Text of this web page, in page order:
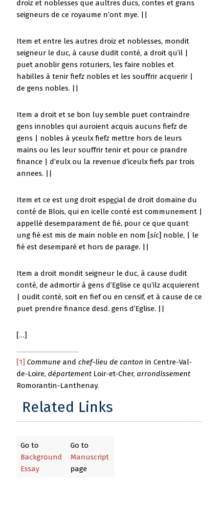
droiz et noblesses que aultres ducs, contes et grans
seigneurs de ce royaume n’ont mye. ||
Item et entre les autres droiz et noblesses, mondit
seigneur le duc, à cause dudit conté, a droit qu’il |
puet anoblir gens roturiers, les faire nobles et
habilles à tenir fiefz nobles et les souffrir acquerir |
de gens nobles. ||
Item a droit et se bon luy semble puet contraindre
gens innobles qui auroient acquis aucuns fiefz de
gens | nobles à yceulx fiefz mettre hors de leurs
mains ou les leur souffrir tenir et pour ce prandre
finance | d’eulx ou la revenue d’iceulx fiefs par trois
annees. ||
Item et ce est ung droit especial de droit domaine du
conté de Blois, qui en icelle conté est communement |
appellé desemparament de fié, pour ce que quant
ung fié est mis de main noble en nom [sic] noble, | le
fié est desemparé et hors de parage. ||
Item a droit mondit seigneur le duc, à cause dudit
conté, de admortir à gens d’Eglise ce qu’ilz acquierent
| oudit conté, soit en fief ou en censif, et à cause de ce
puet prendre finance desd. gens d’Eglise. ||
[…]
[1] Commune and chef-lieu de canton in Centre-Val-
de-Loire, départementLoir-et-Cher, arrondissement
Romorantin-Lanthenay.
Related Links
Go to
Background
Essay
Go to
Manuscript
page